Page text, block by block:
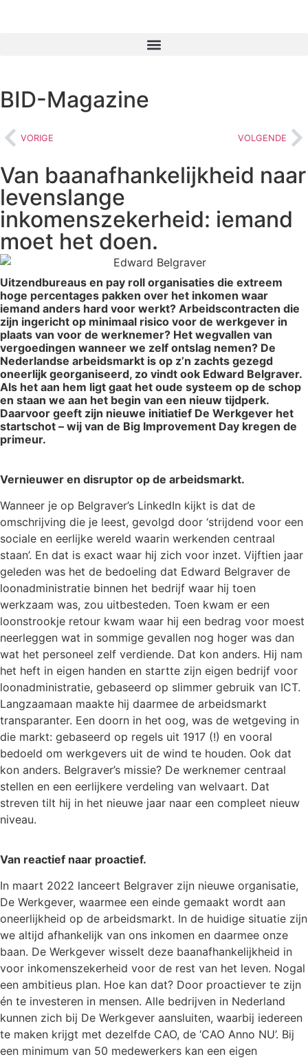
BID-Magazine
VORIGE VOLGENDE
Van baanafhankelijkheid naar
levenslange
inkomenszekerheid: iemand
moet het doen.
Uitzendbureaus en pay roll organisaties die extreem
hoge percentages pakken over het inkomen waar
iemand anders hard voor werkt? Arbeidscontracten die
zijn ingericht op minimaal risico voor de werkgever in
plaats van voor de werknemer? Het wegvallen van
vergoedingen wanneer we zelf ontslag nemen? De
Nederlandse arbeidsmarkt is op z’n zachts gezegd
oneerlijk georganiseerd, zo vindt ook Edward Belgraver.
Als het aan hem ligt gaat het oude systeem op de schop
en staan we aan het begin van een nieuw tijdperk.
Daarvoor geeft zijn nieuwe initiatief De Werkgever het
startschot – wij van de Big Improvement Day kregen de
primeur.
Vernieuwer en disruptor op de arbeidsmarkt.
Wanneer je op Belgraver’s LinkedIn kijkt is dat de
omschrijving die je leest, gevolgd door ‘strijdend voor een
sociale en eerlijke wereld waarin werkenden centraal
staan’. En dat is exact waar hij zich voor inzet. Vijftien jaar
geleden was het de bedoeling dat Edward Belgraver de
loonadministratie binnen het bedrijf waar hij toen
werkzaam was, zou uitbesteden. Toen kwam er een
loonstrookje retour kwam waar hij een bedrag voor moest
neerleggen wat in sommige gevallen nog hoger was dan
wat het personeel zelf verdiende. Dat kon anders. Hij nam
het heft in eigen handen en startte zijn eigen bedrijf voor
loonadministratie, gebaseerd op slimmer gebruik van ICT.
Langzaamaan maakte hij daarmee de arbeidsmarkt
transparanter. Een doorn in het oog, was de wetgeving in
die markt: gebaseerd op regels uit 1917 (!) en vooral
bedoeld om werkgevers uit de wind te houden. Ook dat
kon anders. Belgraver’s missie? De werknemer centraal
stellen en een eerlijkere verdeling van welvaart. Dat
streven tilt hij in het nieuwe jaar naar een compleet nieuw
niveau.
Van reactief naar proactief.
In maart 2022 lanceert Belgraver zijn nieuwe organisatie,
De Werkgever, waarmee een einde gemaakt wordt aan
oneerlijkheid op de arbeidsmarkt. In de huidige situatie zijn
we altijd afhankelijk van ons inkomen en daarmee onze
baan. De Werkgever wisselt deze baanafhankelijkheid in
voor inkomenszekerheid voor de rest van het leven. Nogal
een ambitieus plan. Hoe kan dat? Door proactiever te zijn
én te investeren in mensen. Alle bedrijven in Nederland
kunnen zich bij De Werkgever aansluiten, waarbij iedereen
te maken krijgt met dezelfde CAO, de ‘CAO Anno NU’. Bij
een minimum van 50 medewerkers kan een eigen